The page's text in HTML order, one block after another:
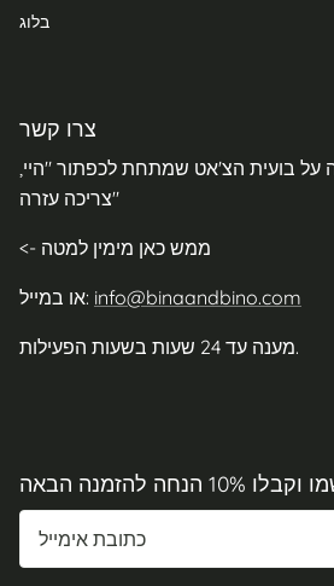
בלוג
צרו קשר
על בועית הצ'אט שמתחת לכפתור "היי,
צריכה עזרה"
<- ממש כאן מימין למטה
או במייל: info@binaandbino.com
מענה עד 24 שעות בשעות הפעילות.
10% הנחה להזמנה הבאה